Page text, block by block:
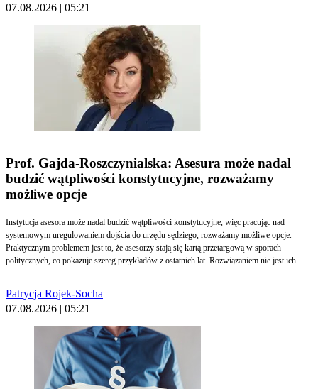
07.08.2026 | 05:21
Prof. Gajda-Roszczynialska: Asesura może nadal
budzić wątpliwości konstytucyjne, rozważamy
możliwe opcje
Instytucja asesora może nadal budzić wątpliwości konstytucyjne, więc pracując nad
systemowym uregulowaniem dojścia do urzędu sędziego, rozważamy możliwe opcje.
Praktycznym problemem jest to, że asesorzy stają się kartą przetargową w sporach
politycznych, co pokazuje szereg przykładów z ostatnich lat. Rozwiązaniem nie jest ich
sędzia dr hab. Katarzyna Gajda-Roszczynialska, prof. UŚ, przewodnicząca Zespołu
Problemowego do Spraw Zreformowania Zasad Dostępu do Urzędu Sędziego.
Patrycja Rojek-Socha
07.08.2026 | 05:21